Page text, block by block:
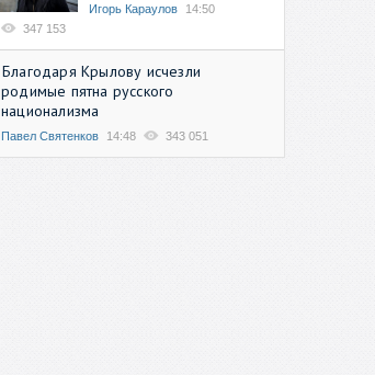
Игорь Караулов
14:50
347 153
Благодаря Крылову исчезли
родимые пятна русского
национализма
Павел Святенков 14:48 343 051